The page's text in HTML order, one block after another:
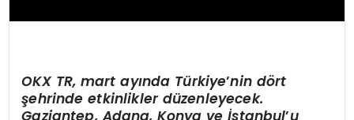
OKX TR, mart ayında Türkiye’nin dört
şehrinde etkinlikler düzenleyecek.